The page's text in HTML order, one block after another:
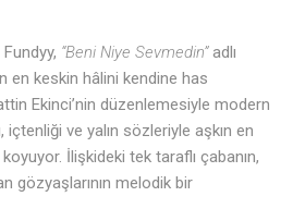
“Beni Niye Sevmedin”adlı
en keskin hâlini kendine has
Ekinci’nin düzenlemesiyle modern
içtenliği ve yalın sözleriyle aşkın en
İlişkideki tek taraflı çabanın,
gözyaşlarının melodik bir